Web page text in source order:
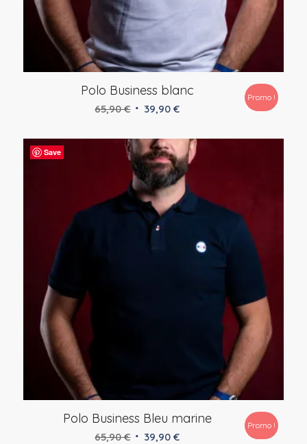
Polo Business blanc
65,90€ Le
initial
était :
65,90 €.
39,90€Le
actuel
est :
39,90 €.
Promo !
Save
Polo Business Bleu marine
65,90€ Le 39,90€Le
Promo !